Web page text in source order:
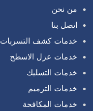
من نحن
اتصل بنا
خدمات كشف التسربات
خدمات عزل الاسطح
خدمات التسليك
خدمات الترميم
خدمات المكافحة